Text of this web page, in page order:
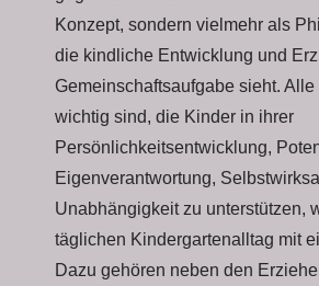
Konzept, sondern vielmehr als
die kindliche Entwicklung und
Gemeinschaftsaufgabe sieht.
wichtig sind, die Kinder in ihrer
Persönlichkeitsentwicklung,
Eigenverantwortung,
Unabhängigkeit zu unterstützen,
täglichen Kindergartenalltag mit
Dazu gehören neben den